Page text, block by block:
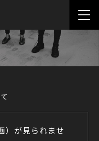
）が見られませ